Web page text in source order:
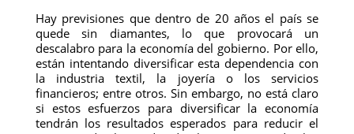
Hay previsiones que dentro de 20 años el país se
quede sin diamantes, lo que provocará un
descalabro para la economía del gobierno. Por ello,
están intentando diversificar esta dependencia con
la industria textil, la joyería o los servicios
financieros; entre otros. Sin embargo, no está claro
si estos esfuerzos para diversificar la economía
tendrán los resultados esperados para reducir el